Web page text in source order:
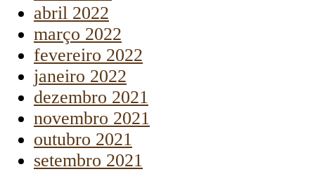
abril 2022
março 2022
fevereiro 2022
janeiro 2022
dezembro 2021
novembro 2021
outubro 2021
setembro 2021